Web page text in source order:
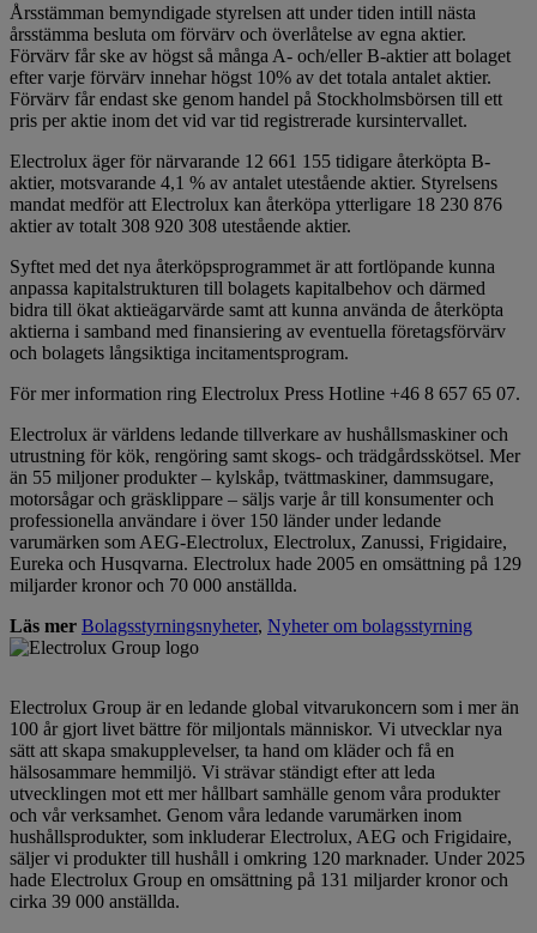
Årsstämman bemyndigade styrelsen att under tiden intill nästa
årsstämma besluta om förvärv och överlåtelse av egna aktier.
Förvärv får ske av högst så många A- och/eller B-aktier att bolaget
efter varje förvärv innehar högst 10% av det totala antalet aktier.
Förvärv får endast ske genom handel på Stockholmsbörsen till ett
pris per aktie inom det vid var tid registrerade kursintervallet.
Electrolux äger för närvarande 12 661 155 tidigare återköpta B-
aktier, motsvarande 4,1 % av antalet utestående aktier. Styrelsens
mandat medför att Electrolux kan återköpa ytterligare 18 230 876
aktier av totalt 308 920 308 utestående aktier.
Syftet med det nya återköpsprogrammet är att fortlöpande kunna
anpassa kapitalstrukturen till bolagets kapitalbehov och därmed
bidra till ökat aktieägarvärde samt att kunna använda de återköpta
aktierna i samband med finansiering av eventuella företagsförvärv
och bolagets långsiktiga incitamentsprogram.
För mer information ring Electrolux Press Hotline +46 8 657 65 07.
Electrolux är världens ledande tillverkare av hushållsmaskiner och
utrustning för kök, rengöring samt skogs- och trädgårdsskötsel. Mer
än 55 miljoner produkter – kylskåp, tvättmaskiner, dammsugare,
motorsågar och gräsklippare – säljs varje år till konsumenter och
professionella användare i över 150 länder under ledande
varumärken som AEG-Electrolux, Electrolux, Zanussi, Frigidaire,
Eureka och Husqvarna. Electrolux hade 2005 en omsättning på 129
miljarder kronor och 70 000 anställda.
Läs mer Bolagsstyrningsnyheter, Nyheter om bolagsstyrning
Electrolux Group är en ledande global vitvarukoncern som i mer än
100 år gjort livet bättre för miljontals människor. Vi utvecklar nya
sätt att skapa smakupplevelser, ta hand om kläder och få en
hälsosammare hemmiljö. Vi strävar ständigt efter att leda
utvecklingen mot ett mer hållbart samhälle genom våra produkter
och vår verksamhet. Genom våra ledande varumärken inom
hushållsprodukter, som inkluderar Electrolux, AEG och Frigidaire,
säljer vi produkter till hushåll i omkring 120 marknader. Under 2025
hade Electrolux Group en omsättning på 131 miljarder kronor och
cirka 39 000 anställda.